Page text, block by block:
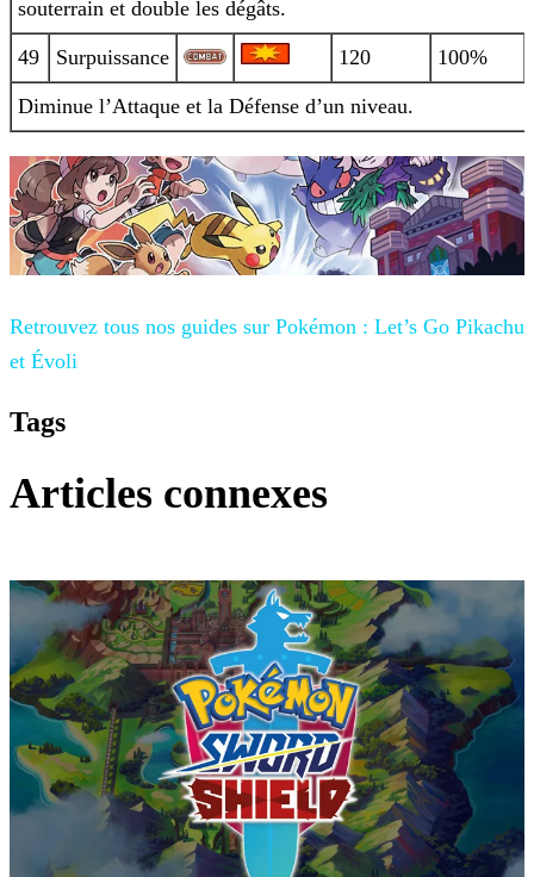
souterrain et double les dégâts.
49 Surpuissance 120 100%
Diminue l’Attaque et la Défense d’un niveau.
Retrouvez tous nos guides sur Pokémon : Let’s Go Pikachu
et Évoli
Tags
Articles connexes